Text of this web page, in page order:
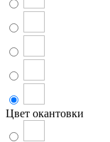
Цвет окантовки